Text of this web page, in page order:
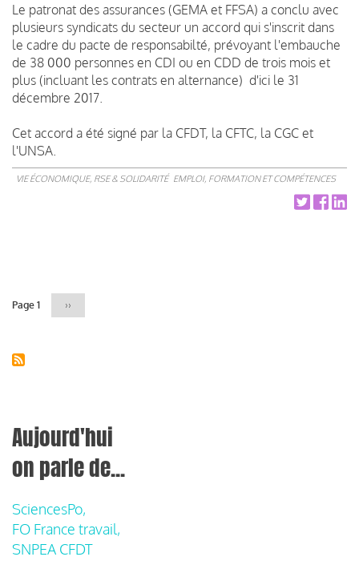
Le patronat des assurances (GEMA et FFSA) a conclu avec
plusieurs syndicats du secteur un accord qui s'inscrit dans
le cadre du pacte de responsabilté, prévoyant l'embauche
de 38 000 personnes en CDI ou en CDD de trois mois et
plus (incluant les contrats en alternance) d'ici le 31
décembre 2017.
Cet accord a été signé par la CFDT, la CFTC, la CGC et
l'UNSA.
VIE ÉCONOMIQUE, RSE & SOLIDARITÉ EMPLOI, FORMATION ET COMPÉTENCES
Page 1
Page
››
Aujourd'hui
on parle de...
SciencesPo,
FO France travail,
SNPEA CFDT